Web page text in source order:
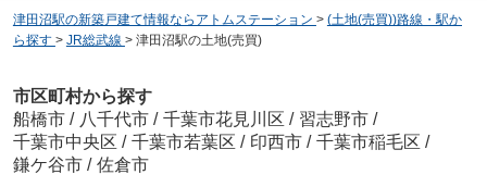
津田沼駅の新築戸建て情報ならアトムステーション > (土地(売買))路線・駅か
ら探す > JR総武線 > 津田沼駅の土地(売買)
市区町村から探す
船橋市 / 八千代市 / 千葉市花見川区 / 習志野市 /
千葉市中央区 / 千葉市若葉区 / 印西市 / 千葉市稲毛区 /
鎌ケ谷市 / 佐倉市